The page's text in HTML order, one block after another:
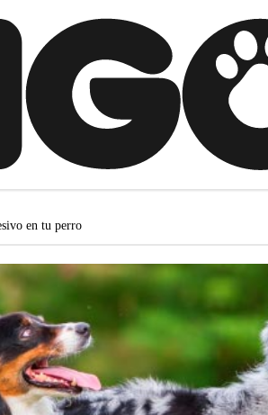
en tu perro